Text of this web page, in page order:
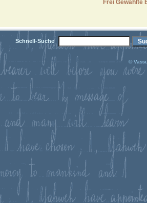
Frei Gewählte
Schnell-Suche
©